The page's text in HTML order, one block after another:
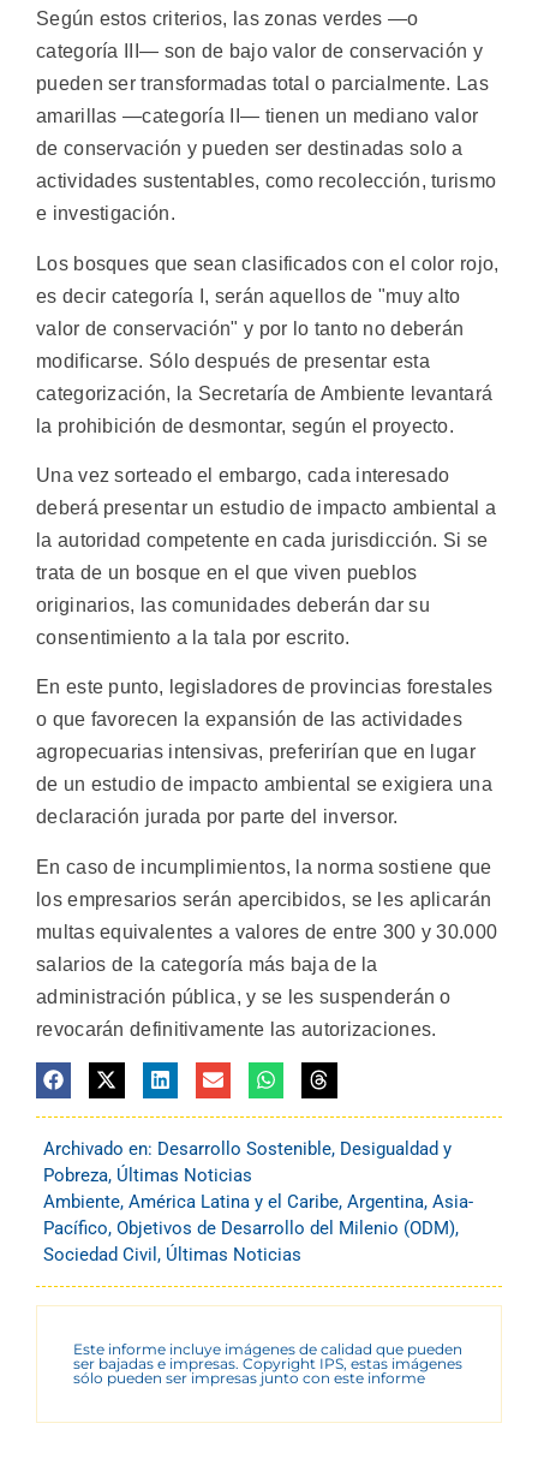
Según estos criterios, las zonas verdes —o
categoría III— son de bajo valor de conservación y
pueden ser transformadas total o parcialmente. Las
amarillas —categoría II— tienen un mediano valor
de conservación y pueden ser destinadas solo a
actividades sustentables, como recolección, turismo
e investigación.
Los bosques que sean clasificados con el color rojo,
es decir categoría I, serán aquellos de "muy alto
valor de conservación" y por lo tanto no deberán
modificarse. Sólo después de presentar esta
categorización, la Secretaría de Ambiente levantará
la prohibición de desmontar, según el proyecto.
Una vez sorteado el embargo, cada interesado
deberá presentar un estudio de impacto ambiental a
la autoridad competente en cada jurisdicción. Si se
trata de un bosque en el que viven pueblos
originarios, las comunidades deberán dar su
consentimiento a la tala por escrito.
En este punto, legisladores de provincias forestales
o que favorecen la expansión de las actividades
agropecuarias intensivas, preferirían que en lugar
de un estudio de impacto ambiental se exigiera una
declaración jurada por parte del inversor.
En caso de incumplimientos, la norma sostiene que
los empresarios serán apercibidos, se les aplicarán
multas equivalentes a valores de entre 300 y 30.000
salarios de la categoría más baja de la
administración pública, y se les suspenderán o
revocarán definitivamente las autorizaciones.
Archivado en: Desarrollo Sostenible, Desigualdad y
Pobreza, Últimas Noticias
Ambiente, América Latina y el Caribe, Argentina, Asia-
Pacífico, Objetivos de Desarrollo del Milenio (ODM),
Sociedad Civil , Últimas Noticias
Este informe incluye imágenes de calidad que pueden
ser bajadas e impresas. Copyright IPS, estas imágenes
sólo pueden ser impresas junto con este informe